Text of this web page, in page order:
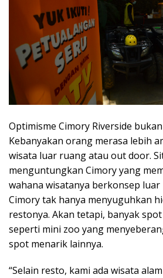
Optimisme Cimory Riverside
Kebanyakan orang merasa lebih
wisata luar ruang atau out door.
menguntungkan Cimory yang
wahana wisatanya berkonsep luar
Cimory tak hanya menyuguhkan
restonya. Akan tetapi, banyak
seperti mini zoo yang
spot menarik lainnya.
“Selain resto, kami ada wisata